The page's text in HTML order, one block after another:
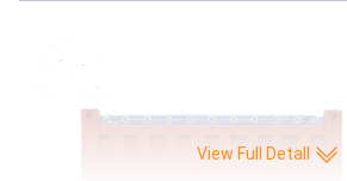
View Full Detall